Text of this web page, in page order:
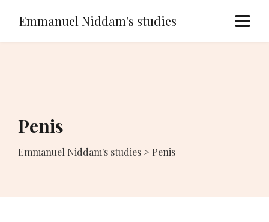
Emmanuel Niddam's studies
Penis
Emmanuel Niddam's studies > Penis